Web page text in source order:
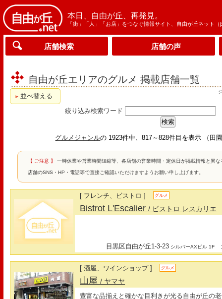
本日、自由が丘、再発見。
「街」「人」「お店」をつなぐ情報サイト、自由が丘ネット（
店舗検索 店舗の声
自由が丘エリアのグルメ 掲載店舗一覧
並べ替える
絞り込み検索ワード
グルメジャンルの 1923件中、817～828件目を表示 （田
【 ご注意 】 一時休業や営業時間短縮等、各店舗の営業時間・定休日が掲載情報と異
店舗のSNS・HP・電話等で直接ご確認いただけますようお願い申し上げます。
[ フレンチ、ビストロ ] グルメ
Bistrot L'Escalier/ ビストロ レスカリエ
目黒区自由が丘1-3-23 シルバーAXビル 1F
[ 酒屋、ワインショップ ] グルメ
山屋/ ヤマヤ
豊富な品揃えと確かな目利きが光る自由が丘の